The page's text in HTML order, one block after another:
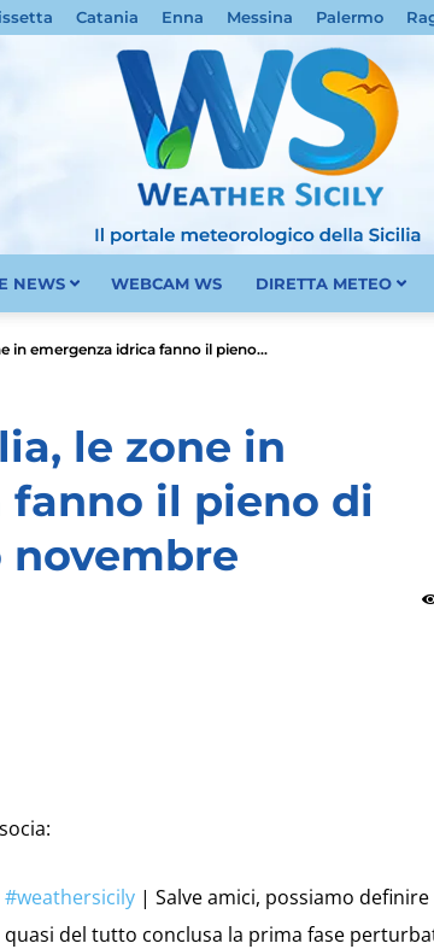
Catania Enna Messina Palermo
NEWS WEBCAM WS DIRETTA METEO
in emergenza idrica fanno il pieno...
le zone in
il pieno di
#weathersicily | Salve amici, possiamo definire
quasi del tutto conclusa la prima fase